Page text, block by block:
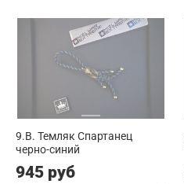
9.B. Темляк Спартанец
черно-синий
945 руб